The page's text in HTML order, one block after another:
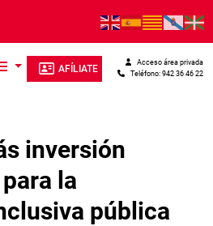
AFÍLIATE Teléfono: 942 36 46 22
Acceso área privada
inversión
la
pública